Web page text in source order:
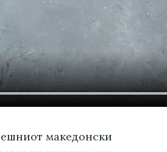
македонски